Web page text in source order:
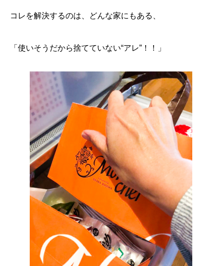
コレを解決するのは、どんな家にもある、
「使いそうだから捨てていない“アレ”！！」